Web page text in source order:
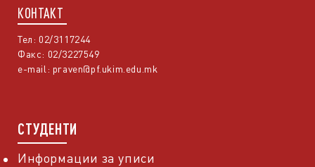
КОНТАКТ
Тел: 02/3117244
Факс: 02/3227549
e-mail: praven@pf.ukim.edu.mk
СТУДЕНТИ
Информации за уписи